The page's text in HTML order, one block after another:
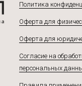
Политика
Оферта для
Оферта для
Согласие на
персональных